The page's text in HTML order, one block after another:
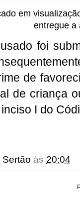
em
entregue a
foi
de
de criança
inciso I do
Sertão às 20:04